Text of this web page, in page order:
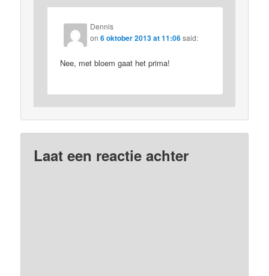
Dennis
on6 oktober 2013 at 11:06 said:
Nee, met bloem gaat het prima!
Laat een reactie achter